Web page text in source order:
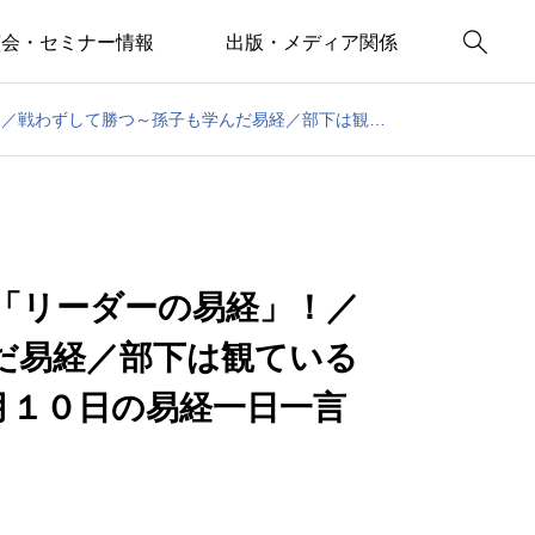
・セミナー情報 出版・メディア関係 
リーダーの易経」！／
易経／部下は観ている
０日の易経一日一言